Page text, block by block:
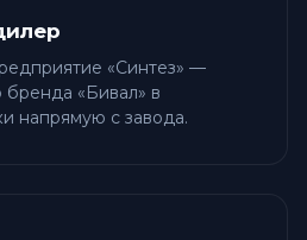
«Синтез» —
«Бивал» в
напрямую с завода.